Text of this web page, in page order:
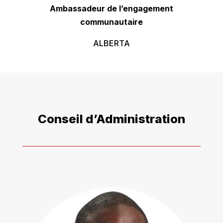
Ambassadeur de l’engagement
communautaire
ALBERTA
Conseil d’Administration